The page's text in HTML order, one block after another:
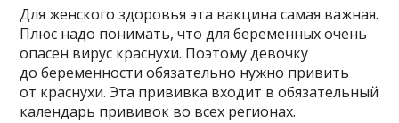
Для женского здоровья эта вакцина самая важная.
Плюс надо понимать, что для беременных очень
опасен вирус краснухи. Поэтому девочку
до беременности обязательно нужно привить
от краснухи. Эта прививка входит в обязательный
календарь прививок во всех регионах.